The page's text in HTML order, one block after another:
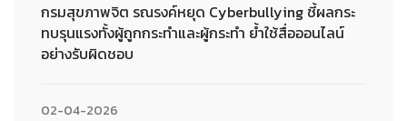
กรมสุขภาพจิต รณรงค์หยุด Cyberbullying ชี้ผลกระ
ทบรุนแรงทั้งผู้ถูกกระทำและผู้กระทำ ย้ำใช้สื่อออนไลน์
อย่างรับผิดชอบ
02-04-2026